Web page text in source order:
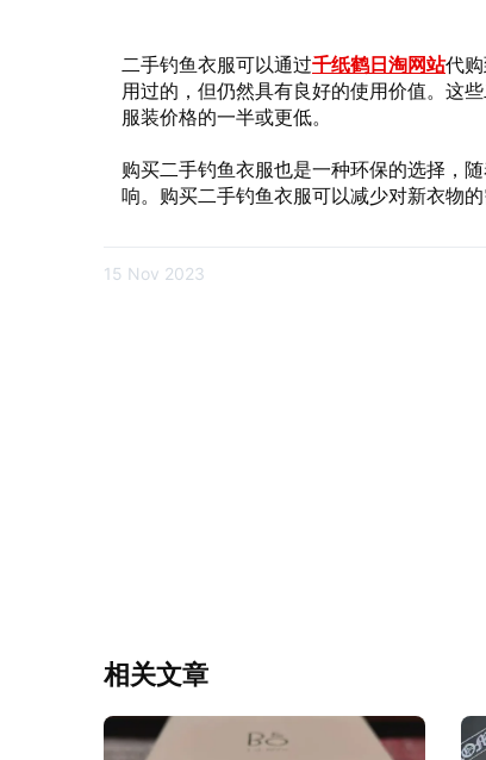
二手钓鱼衣服可以通过千纸鹤日淘网站代
用过的，但仍然具有良好的使用价值。这
服装价格的一半或更低。
购买二手钓鱼衣服也是一种环保的选择，
响。购买二手钓鱼衣服可以减少对新衣物
15 Nov 2023
相关文章